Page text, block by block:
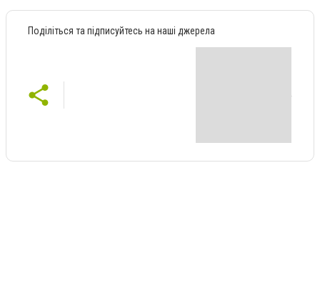
Поділіться та підписуйтесь на наші джерела